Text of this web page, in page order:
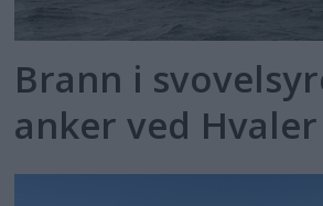
Brann i
anker ved Hvaler